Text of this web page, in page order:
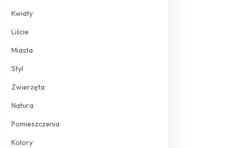
Kwiaty
Liście
Miasta
Styl
Zwierzęta
Natura
Pomieszczenia
Kolory